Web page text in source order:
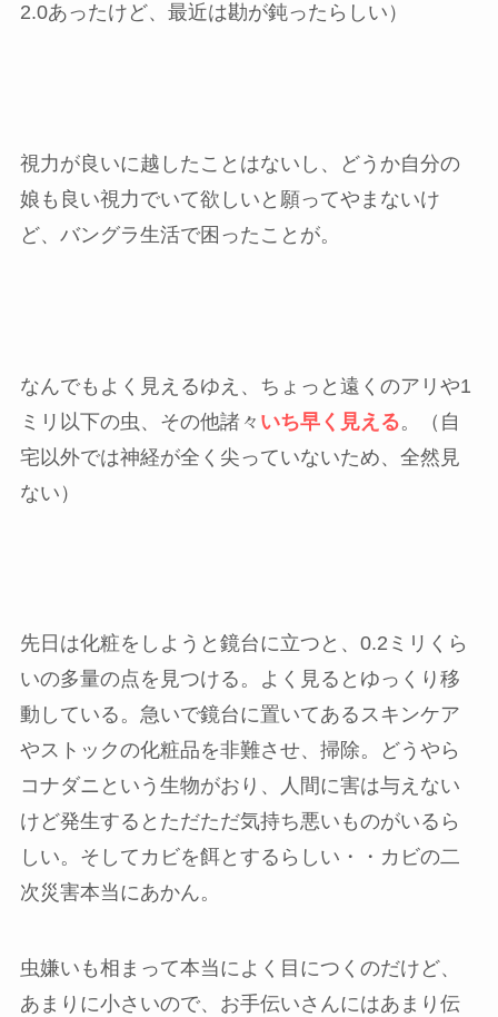
2.0あったけど、最近は勘が鈍ったらしい）
視力が良いに越したことはないし、どうか自分の
娘も良い視力でいて欲しいと願ってやまないけ
ど、バングラ生活で困ったことが。
なんでもよく見えるゆえ、ちょっと遠くのアリや1
ミリ以下の虫、その他諸々 いち早く見える。（自
宅以外では神経が全く尖っていないため、全然見
ない）
先日は化粧をしようと鏡台に立つと、0.2ミリくら
いの多量の点を見つける。よく見るとゆっくり移
動している。急いで鏡台に置いてあるスキンケア
やストックの化粧品を非難させ、掃除。どうやら
コナダニという生物がおり、人間に害は与えない
けど発生するとただただ気持ち悪いものがいるら
しい。そしてカビを餌とするらしい・・カビの二
次災害本当にあかん。
虫嫌いも相まって本当によく目につくのだけど、
あまりに小さいので、お手伝いさんにはあまり伝